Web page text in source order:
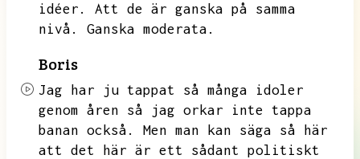
idéer.
Att de är ganska på samma
nivå.
Ganska moderata.
Boris
Jag har ju tappat så många idoler
genom åren så jag orkar inte tappa
banan också.
Men man kan säga så här
att det här är ett sådant politiskt